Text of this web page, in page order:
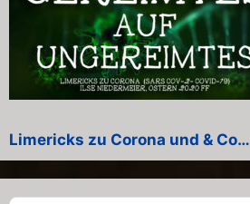
Limericks zu Corona und & Co…